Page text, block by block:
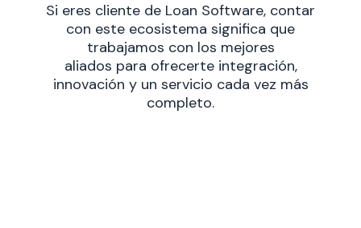
Si eres cliente de Loan Software, contar
con este ecosistema significa que
trabajamos con los mejores
aliados para ofrecerte integración,
innovación y un servicio cada vez más
completo.